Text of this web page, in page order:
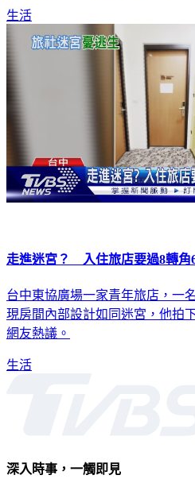
生活
走進迷宮？ 入住旅店要過8轉角
台中東協廣場一家青年旅店，一
現房間內部設計如同迷宮，他拍
網友熱議。
生活
深入時事，一觸即見